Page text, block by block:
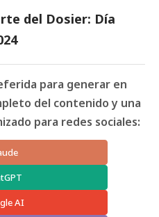
del Dosier: Día
para generar en
del contenido y una
para redes sociales:
AI